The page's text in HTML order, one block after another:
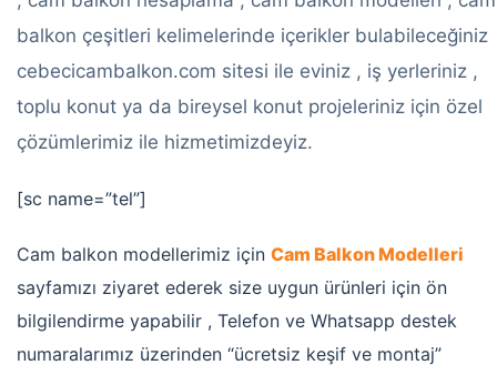
balkon çeşitleri kelimelerinde içerikler bulabileceğiniz
cebecicambalkon.com sitesi ile eviniz , iş yerleriniz ,
toplu konut ya da bireysel konut projeleriniz için özel
çözümlerimiz ile hizmetimizdeyiz.
[sc name=”tel”]
Cam balkon modellerimiz için Cam Balkon Modelleri
sayfamızı ziyaret ederek size uygun ürünleri için ön
bilgilendirme yapabilir , Telefon ve Whatsapp destek
numaralarımız üzerinden “ücretsiz keşif ve montaj”